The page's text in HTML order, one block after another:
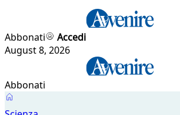
Abbonati
Accedi
August 8, 2026
Abbonati